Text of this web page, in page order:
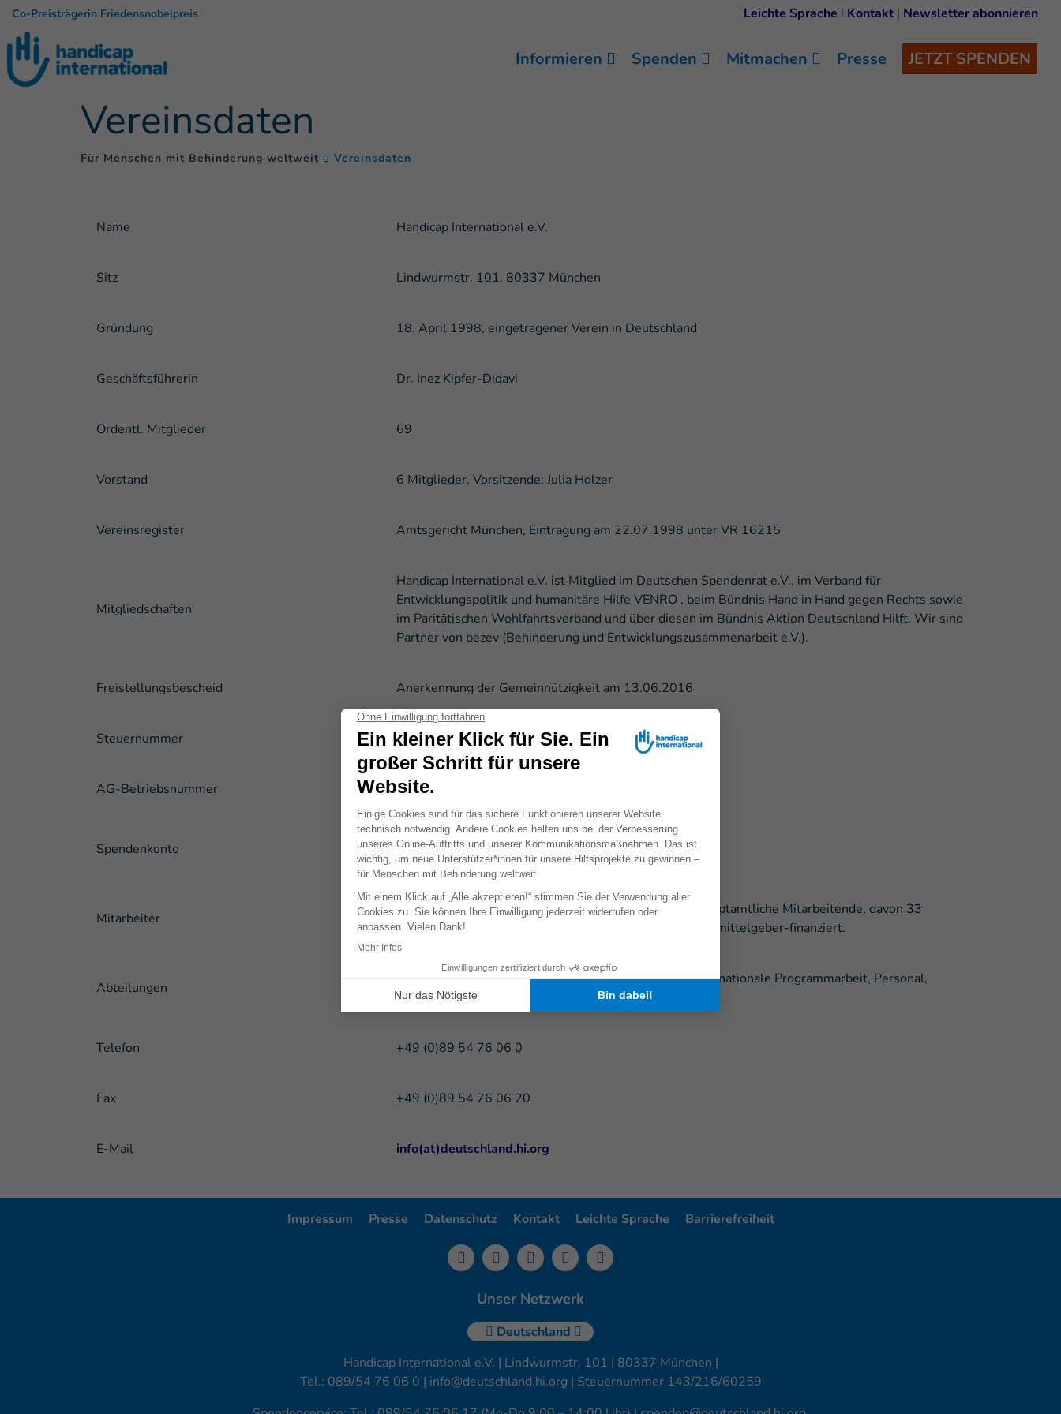
Co-Preisträgerin Friedensnobelpreis Leichte Sprache I Kontakt | Newsletter abonnieren
Informieren Spenden Mitmachen Presse JETZT SPENDEN
Vereinsdaten
Für Menschen mit Behinderung weltweit Vereinsdaten
Name Handicap International e.V.
Sitz Lindwurmstr. 101, 80337 München
Gründung 18. April 1998, eingetragener Verein in Deutschland
Geschäftsführerin Dr. Inez Kipfer-Didavi
Ordentl. Mitglieder 69
Vorstand 6 Mitglieder, Vorsitzende: Julia Holzer
Vereinsregister Amtsgericht München, Eintragung am 22.07.1998 unter VR 16215
Mitgliedschaften
Handicap International e.V. ist Mitglied im Deutschen Spendenrat e.V., im Verband für
Entwicklungspolitik und humanitäre Hilfe VENRO , beim Bündnis Hand in Hand gegen Rechts sowie
im Paritätischen Wohlfahrtsverband und über diesen im Bündnis Aktion Deutschland Hilft. Wir sind
Partner von bezev (Behinderung und Entwicklungszusammenarbeit e.V.).
Freistellungsbescheid Anerkennung der Gemeinnützigkeit am 13.06.2016
Steuernummer 143/216/60259
AG-Betriebsnummer 876 78 336
Spendenkonto
IBAN: DE56 3702 0500 0008 8172 00
SozialBank AG
Mitarbeiter
Gesamt-Mitarbeiterzahl 2025: durchschnittlich 55,5 hauptamtliche Mitarbeitende, davon 33
Stellen sowie verschiedene weitere Stellenanteile Drittmittelgeber-finanziert.
Abteilungen
Advocacy / Politische Arbeit, Finanzen, Fundraising, Internationale Programmarbeit, Personal,
Presse- und Öffentlichkeitsarbeit, Verwaltung
Telefon +49 (0)89 54 76 06 0
Fax +49 (0)89 54 76 06 20
E-Mail info(at)deutschland.hi.org
Impressum Presse Datenschutz Kontakt Leichte Sprache Barrierefreiheit
Unser Netzwerk
Deutschland
Handicap International e.V. | Lindwurmstr. 101 | 80337 München |
Tel.: 089/54 76 06 0 | info@deutschland.hi.org | Steuernummer 143/216/60259